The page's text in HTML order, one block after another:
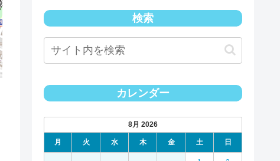
検索
カレンダー
8月 2026
月 火 水 木 金 土 日